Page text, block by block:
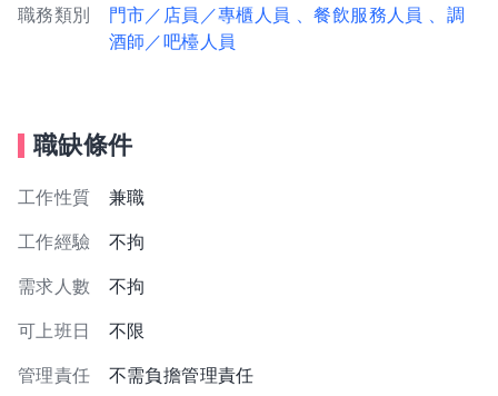
職務類別 門市／店員／專櫃人員 、餐飲服務人員
、調
酒師／吧檯人員
職缺條件
工作性質 兼職
工作經驗 不拘
需求人數 不拘
可上班日 不限
管理責任 不需負擔管理責任